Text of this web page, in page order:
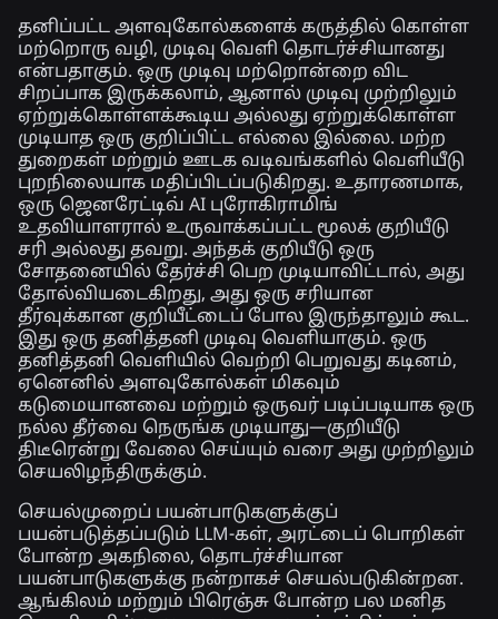
தனிப்பட்ட அளவுகோல்களைக் கருத்தில் கொள்ள
மற்றொரு வழி, முடிவு வெளி தொடர்ச்சியானது
என்பதாகும். ஒரு முடிவு மற்றொன்றை விட
சிறப்பாக இருக்கலாம், ஆனால் முடிவு முற்றிலும்
ஏற்றுக்கொள்ளக்கூடிய அல்லது ஏற்றுக்கொள்ள
முடியாத ஒரு குறிப்பிட்ட எல்லை இல்லை. மற்ற
துறைகள் மற்றும் ஊடக வடிவங்களில் வெளியீடு
புறநிலையாக மதிப்பிடப்படுகிறது. உதாரணமாக,
ஒரு ஜெனரேட்டிவ் AI புரோகிராமிங்
உதவியாளரால் உருவாக்கப்பட்ட மூலக் குறியீடு
சரி அல்லது தவறு. அந்தக் குறியீடு ஒரு
சோதனையில் தேர்ச்சி பெற முடியாவிட்டால், அது
தோல்வியடைகிறது, அது ஒரு சரியான
தீர்வுக்கான குறியீட்டைப் போல இருந்தாலும் கூட.
இது ஒரு தனித்தனி முடிவு வெளியாகும். ஒரு
தனித்தனி வெளியில் வெற்றி பெறுவது கடினம்,
ஏனெனில் அளவுகோல்கள் மிகவும்
கடுமையானவை மற்றும் ஒருவர் படிப்படியாக ஒரு
நல்ல தீர்வை நெருங்க முடியாது—குறியீடு
திடீரென்று வேலை செய்யும் வரை அது முற்றிலும்
செயலிழந்திருக்கும்.
செயல்முறைப் பயன்பாடுகளுக்குப்
பயன்படுத்தப்படும் LLM-கள், அரட்டைப் பொறிகள்
போன்ற அகநிலை, தொடர்ச்சியான
பயன்பாடுகளுக்கு நன்றாகச் செயல்படுகின்றன.
ஆங்கிலம் மற்றும் பிரெஞ்சு போன்ற பல மனித